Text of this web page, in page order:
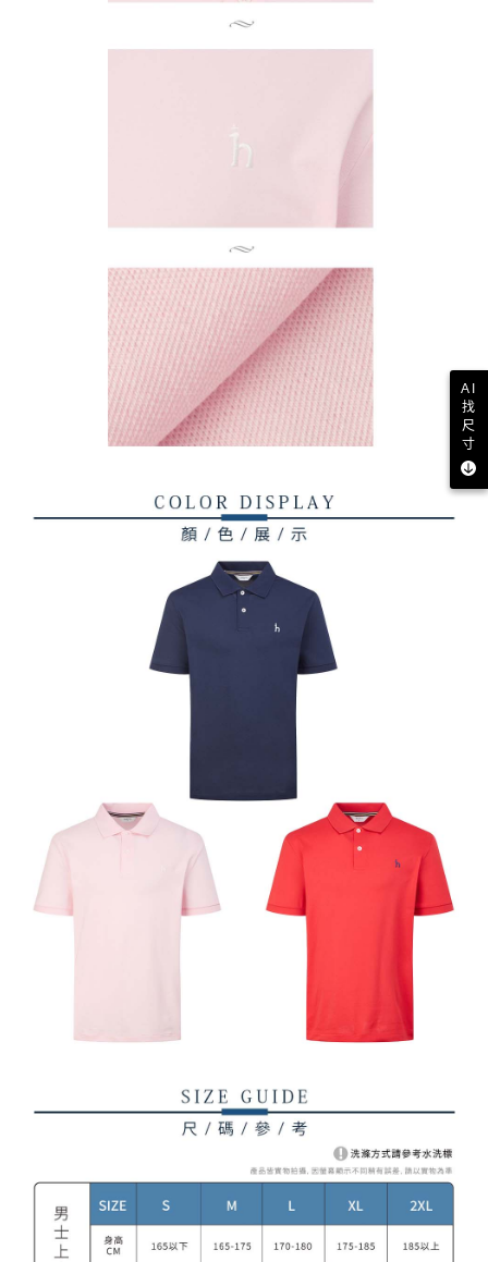
AI
找
尺
寸